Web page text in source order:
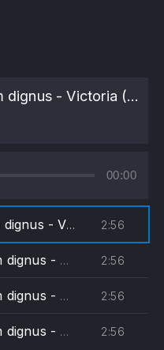
Domine, non sum dignus - Victoria (soprane)
00:00
(soprane) 2:56
(alto) 2:56
(ténor) 2:56
(basse) 2:56